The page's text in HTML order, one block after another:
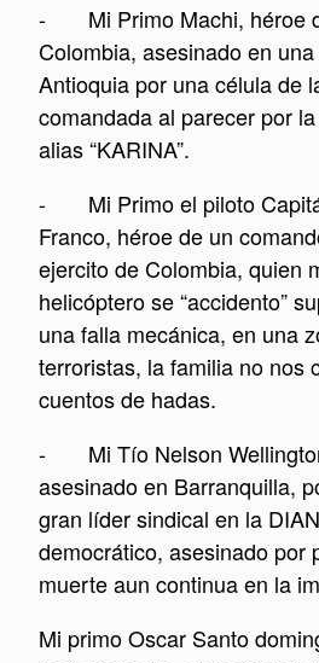
- Mi Primo Machi, héroe
Colombia, asesinado en
Antioquia por una célula de
comandada al parecer por
alias “KARINA”.
- Mi Primo el piloto
Franco, héroe de un
ejercito de Colombia, quien
helicóptero se “accidento”
una falla mecánica, en una
terroristas, la familia no nos
cuentos de hadas.
- Mi Tío Nelson
asesinado en Barranquilla,
gran líder sindical en la
democrático, asesinado por
muerte aun continua en la
Mi primo Oscar Santo